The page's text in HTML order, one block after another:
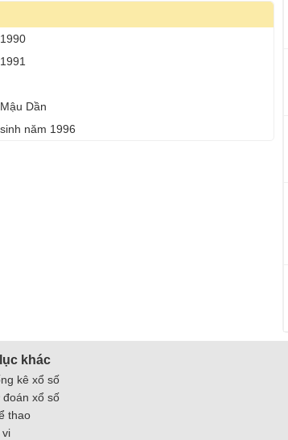
Dần
năm 1996
khác
kê xổ số
đoán xổ số
thao
vi